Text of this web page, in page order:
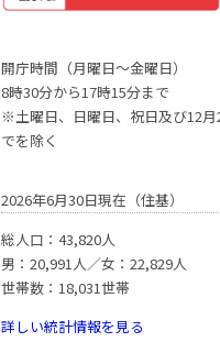
開庁時間（月曜日〜金曜日）
8時30分から17時15分まで
※土曜日、日曜日、祝日及び12月
でを除く
2026年6月30日現在（住基）
総人口：43,820人
男：20,991人／女：22,829人
世帯数：18,031世帯
詳しい統計情報を見る